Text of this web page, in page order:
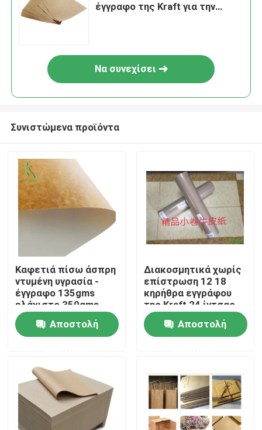
Σπίτι
Προϊόντα
Γύρος εργοστασίων
Ποιοτικός έλεγχος
έγγραφο της Kraft για την
Να συνεχίσει
Συνιστώμενα προϊόντα
Καφετιά πίσω άσπρη
ντυμένη υγρασία -
έγγραφο 135gms
ελάχιστο 350gms
Max απόδειξης
Αποστολή
Διακοσμητικά χωρίς
επίστρωση 12 18
κηρήθρα εγγράφου
της Kraft 24 ίντσας
Αποστολή